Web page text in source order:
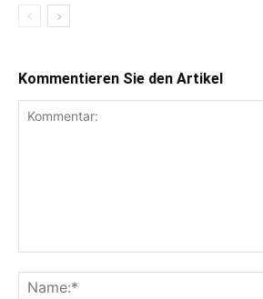
Kommentieren Sie den Artikel